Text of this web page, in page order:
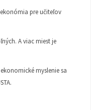
pre učiteľov
A viac miest je
myslenie sa